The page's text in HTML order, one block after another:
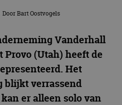
DoorBart Oostvogels
Vanderhall
(Utah) heeft de
Het
blijkt verrassend
er alleen solo van